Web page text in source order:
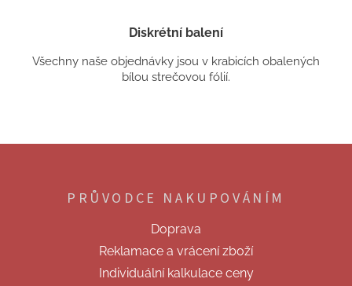
Diskrétní balení
Všechny naše objednávky jsou v krabicích obalených
bílou strečovou fólií.
PRŮVODCE NAKUPOVÁNÍM
Doprava
Reklamace a vrácení zboží
Individuální kalkulace ceny